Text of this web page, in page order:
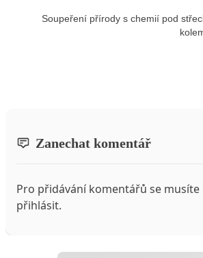
Soupeření přírody s chemií pod
Zanechat komentář
Pro přidávání komentářů se musíte
přihlásit.